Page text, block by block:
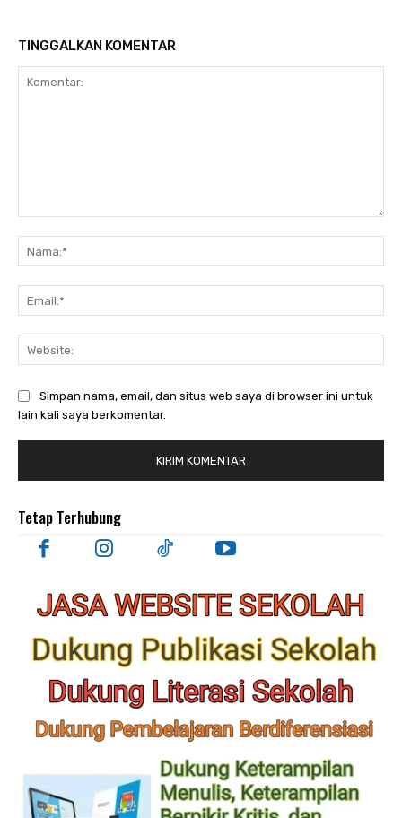
TINGGALKAN KOMENTAR
Simpan nama, email, dan situs web saya di browser ini untuk
lain kali saya berkomentar.
Tetap Terhubung